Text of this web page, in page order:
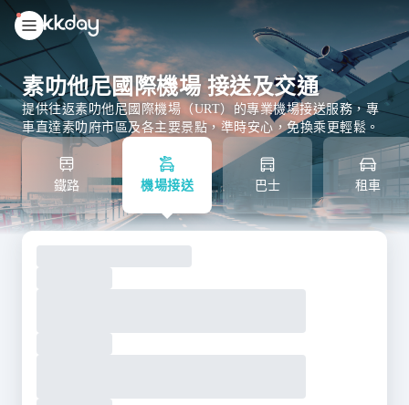
unread
notifications
素叻他尼國際機場 接送及交通
提供往返素叻他尼國際機場（URT）的專業機場接送服務，專
車直達素叻府市區及各主要景點，準時安心，免換乘更輕鬆。
鐵路 機場接送 巴士 租車